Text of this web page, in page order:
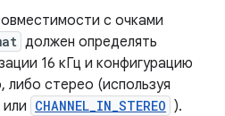
с очками
должен определять
16 кГц и конфигурацию
либо стерео (используя
или CHANNEL_IN_STEREO ).